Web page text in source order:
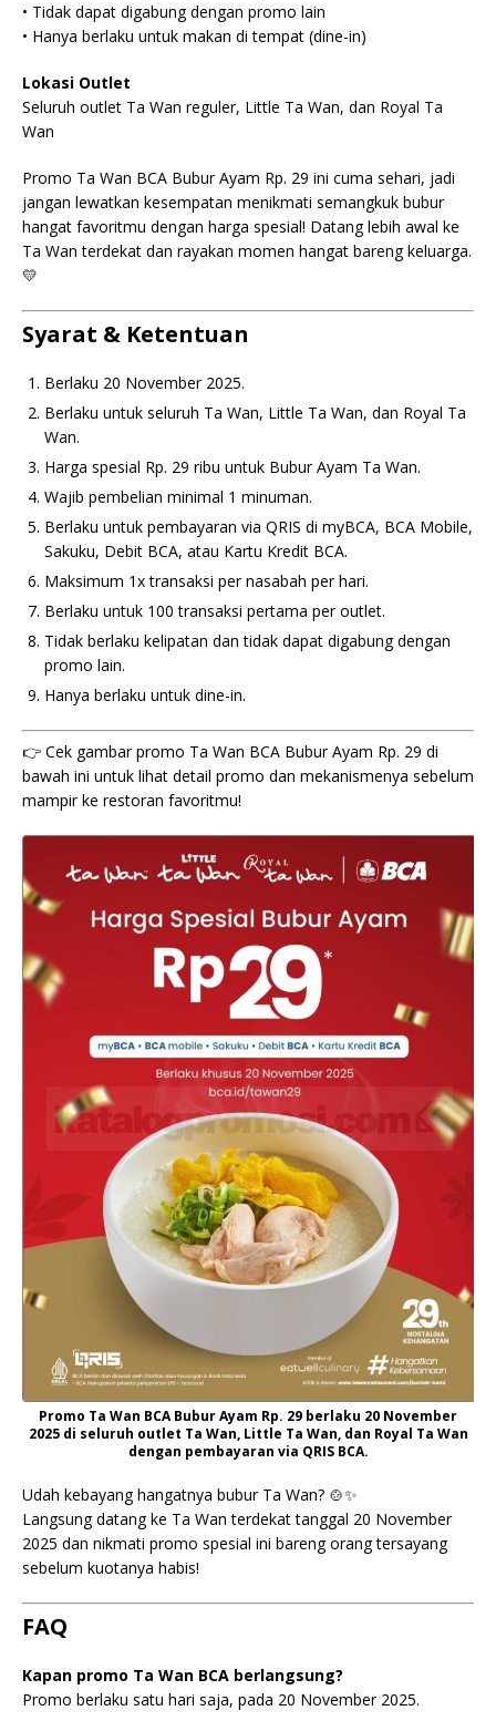
• Tidak dapat digabung dengan promo lain
• Hanya berlaku untuk makan di tempat (dine-in)
Lokasi Outlet
Seluruh outlet Ta Wan reguler, Little Ta Wan, dan Royal Ta
Wan
Promo Ta Wan BCA Bubur Ayam Rp. 29 ini cuma sehari, jadi
jangan lewatkan kesempatan menikmati semangkuk bubur
hangat favoritmu dengan harga spesial! Datang lebih awal ke
Ta Wan terdekat dan rayakan momen hangat bareng keluarga.
💛
Syarat & Ketentuan
Berlaku 20 November 2025.
Berlaku untuk seluruh Ta Wan, Little Ta Wan, dan Royal Ta
Wan.
Harga spesial Rp. 29 ribu untuk Bubur Ayam Ta Wan.
Wajib pembelian minimal 1 minuman.
Berlaku untuk pembayaran via QRIS di myBCA, BCA Mobile,
Sakuku, Debit BCA, atau Kartu Kredit BCA.
Maksimum 1x transaksi per nasabah per hari.
Berlaku untuk 100 transaksi pertama per outlet.
Tidak berlaku kelipatan dan tidak dapat digabung dengan
promo lain.
Hanya berlaku untuk dine-in.
👉 Cek gambar promo Ta Wan BCA Bubur Ayam Rp. 29 di
bawah ini untuk lihat detail promo dan mekanismenya sebelum
mampir ke restoran favoritmu!
Promo Ta Wan BCA Bubur Ayam Rp. 29 berlaku 20 November
2025 di seluruh outlet Ta Wan, Little Ta Wan, dan Royal Ta Wan
dengan pembayaran via QRIS BCA.
Udah kebayang hangatnya bubur Ta Wan? 🍲✨
Langsung datang ke Ta Wan terdekat tanggal 20 November
2025 dan nikmati promo spesial ini bareng orang tersayang
sebelum kuotanya habis!
FAQ
Kapan promo Ta Wan BCA berlangsung?
Promo berlaku satu hari saja, pada 20 November 2025.